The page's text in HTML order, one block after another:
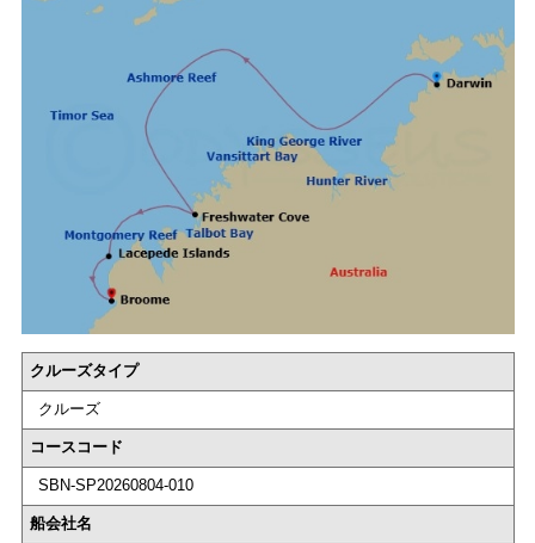
クルーズタイプ
クルーズ
コースコード
SBN-SP20260804-010
船会社名